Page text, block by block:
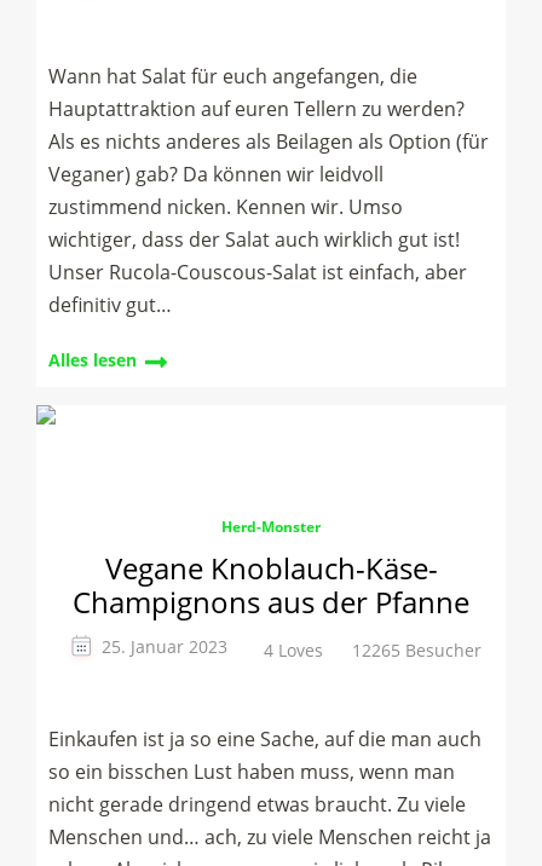
Wann hat Salat für euch angefangen, die
Hauptattraktion auf euren Tellern zu werden?
Als es nichts anderes als Beilagen als Option (für
Veganer) gab? Da können wir leidvoll
zustimmend nicken. Kennen wir. Umso
wichtiger, dass der Salat auch wirklich gut ist!
Unser Rucola-Couscous-Salat ist einfach, aber
definitiv gut…
Alles lesen
Herd-Monster
Vegane Knoblauch-Käse-
Champignons aus der Pfanne
25. Januar 2023 4 Loves 12265 Besucher
Einkaufen ist ja so eine Sache, auf die man auch
so ein bisschen Lust haben muss, wenn man
nicht gerade dringend etwas braucht. Zu viele
Menschen und… ach, zu viele Menschen reicht ja